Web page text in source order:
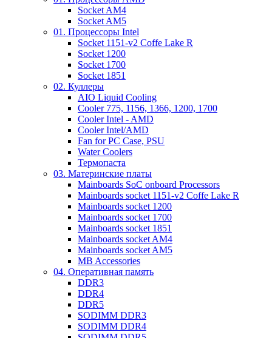
Socket AM4
Socket AM5
01. Процессоры Intel
Socket 1151-v2 Coffe Lake R
Socket 1200
Socket 1700
Socket 1851
02. Куллеры
AIO Liquid Cooling
Cooler 775, 1156, 1366, 1200, 1700
Cooler Intel - AMD
Cooler Intel/AMD
Fan for PC Case, PSU
Water Coolers
Термопаста
03. Материнские платы
Mainboards SoC onboard Processors
Mainboards socket 1151-v2 Coffe Lake R
Mainboards socket 1200
Mainboards socket 1700
Mainboards socket 1851
Mainboards socket AM4
Mainboards socket AM5
MB Accessories
04. Оперативная память
DDR3
DDR4
DDR5
SODIMM DDR3
SODIMM DDR4